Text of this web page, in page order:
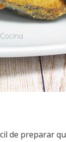
de preparar